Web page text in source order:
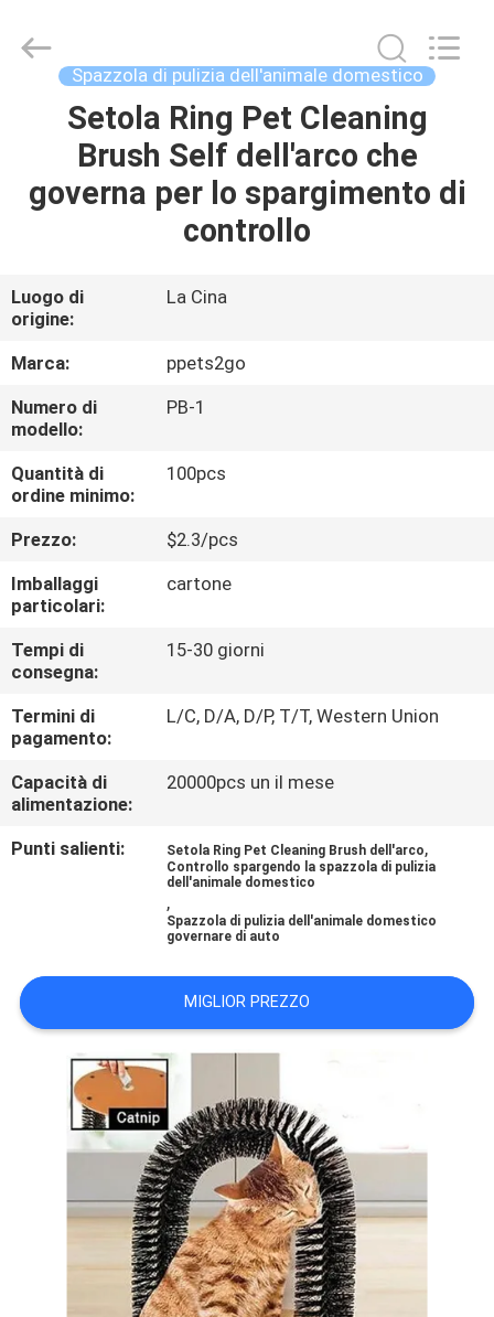
CASA
PRODOTTI
NOI
GIRO
DELLA
FABBRICA
CONTATTICI
RICHIEDA
UNA
CITAZIONE
BLOG/NEWS
MAPPA
DEL
POLICY
Pets2Go
Trading
Spazzola di pulizia dell'animale domestico
Setola Ring Pet Cleaning
Brush Self dell'arco che
governa per lo spargimento di
controllo
Luogo di
origine:
La Cina
Marca:
ppets2go
Numero di
modello:
PB-1
Quantità di
ordine minimo:
100pcs
Prezzo:
$2.3/pcs
Imballaggi
particolari:
cartone
Tempi di
consegna:
15-30 giorni
Termini di
pagamento:
L/C, D/A, D/P, T/T, Western Union
Capacità di
alimentazione:
20000pcs un il mese
Punti salienti: Setola Ring Pet Cleaning Brush dell'arco,
Controllo spargendo la spazzola di pulizia
dell'animale domestico
,
Spazzola di pulizia dell'animale domestico
governare di auto
MIGLIOR PREZZO